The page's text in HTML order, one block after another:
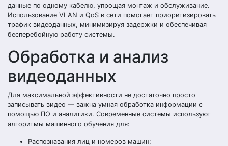
данные по одному кабелю, упрощая монтаж и обслуживание.
Использование VLAN и QoS в сети помогает приоритизировать
трафик видеоданных, минимизируя задержки и обеспечивая
бесперебойную работу системы.
Обработка и анализ
видеоданных
Для максимальной эффективности не достаточно просто
записывать видео — важна умная обработка информации с
помощью ПО и аналитики. Современные системы используют
алгоритмы машинного обучения для:
Распознавания лиц и номеров машин;